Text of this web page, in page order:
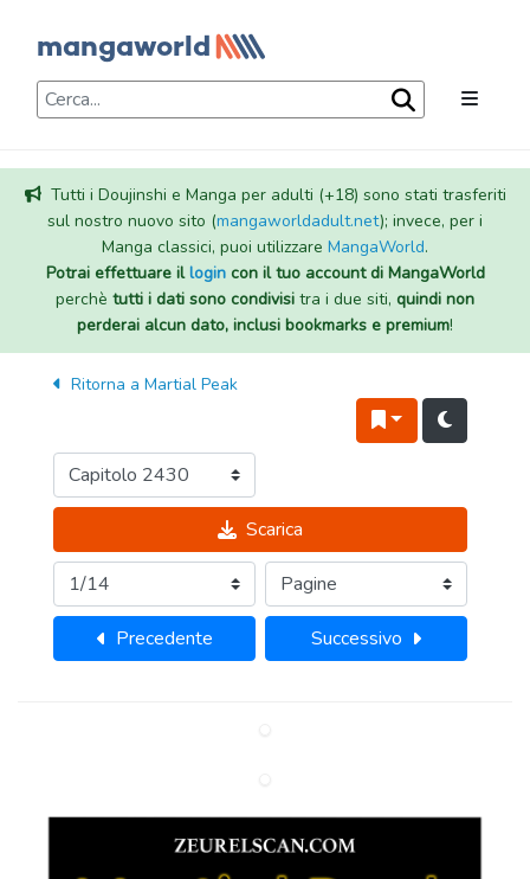
Tutti i Doujinshi e Manga per adulti (+18) sono stati trasferiti
sul nostro nuovo sito (mangaworldadult.net); invece, per i
Manga classici, puoi utilizzare MangaWorld.
Potrai effettuare illogincon il tuo account di MangaWorld
perchè tutti i dati sono condivisi tra i due siti, quindi non
perderai alcun dato, inclusi bookmarks e premium!
Ritorna a Martial Peak
Scarica
Precedente Successivo